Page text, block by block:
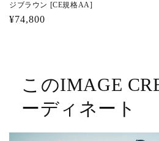
ジブラウン [CE規格AA]
通
¥74,800
このIMAGE
ーディネート